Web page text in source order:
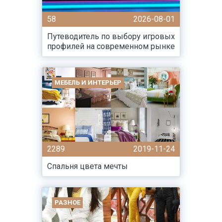
58
2026-08-01
Путеводитель по выбору игровых
профилей на современном рынке
МЕБЕЛЬ И ИНТЕРЬЕР
2289
2019-11-24
Спальня цвета мечты
РАЗНОЕ